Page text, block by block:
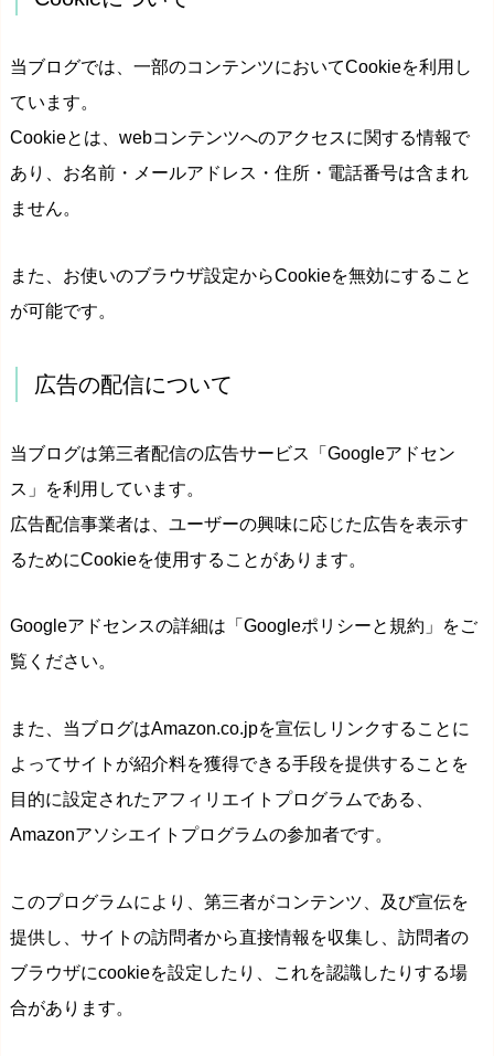
当ブログでは、一部のコンテンツにおいてCookieを利用し
ています。
Cookieとは、webコンテンツへのアクセスに関する情報で
あり、お名前・メールアドレス・住所・電話番号は含まれ
ません。
また、お使いのブラウザ設定からCookieを無効にすること
が可能です。
広告の配信について
当ブログは第三者配信の広告サービス「Googleアドセン
ス」を利用しています。
広告配信事業者は、ユーザーの興味に応じた広告を表示す
るためにCookieを使用することがあります。
Googleアドセンスの詳細は「Googleポリシーと規約」をご
覧ください。
また、当ブログはAmazon.co.jpを宣伝しリンクすることに
よってサイトが紹介料を獲得できる手段を提供することを
目的に設定されたアフィリエイトプログラムである、
Amazonアソシエイトプログラムの参加者です。
このプログラムにより、第三者がコンテンツ、及び宣伝を
提供し、サイトの訪問者から直接情報を収集し、訪問者の
ブラウザにcookieを設定したり、これを認識したりする場
合があります。